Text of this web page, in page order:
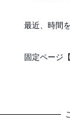
最近、時間
固定ページ